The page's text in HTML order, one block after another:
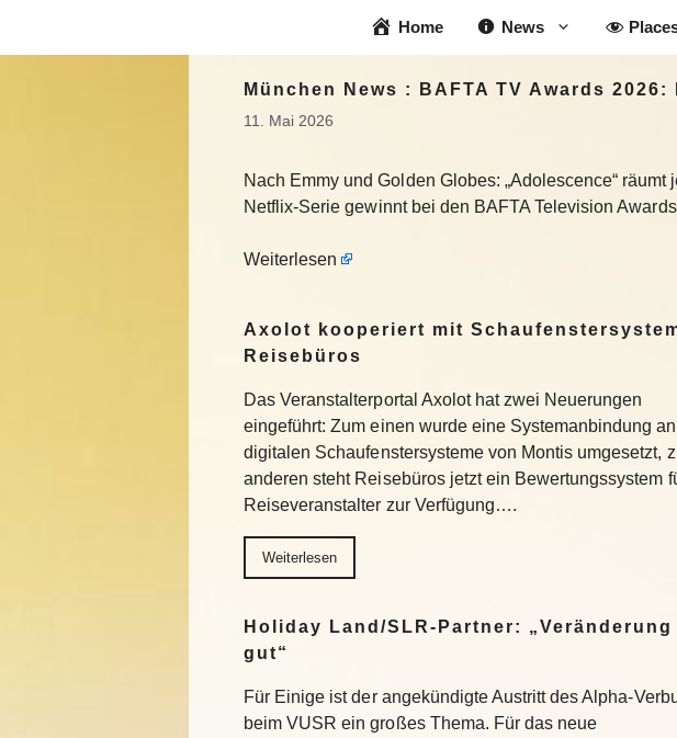
Home News
München News : BAFTA TV Awards
11. Mai 2026
Nach Emmy und Golden Globes: „Adolescence“
Netflix-Serie gewinnt bei den BAFTA Television
Weiterlesen
Axolot kooperiert mit
Reisebüros
Das Veranstalterportal Axolot hat zwei Neuerungen
eingeführt: Zum einen wurde eine Systemanbindung
digitalen Schaufenstersysteme von Montis umgesetzt,
anderen steht Reisebüros jetzt ein Bewertungssystem
Reiseveranstalter zur Verfügung….
Weiterlesen
Holiday Land/SLR-Partner:
gut“
Für Einige ist der angekündigte Austritt des Alpha-
beim VUSR ein großes Thema. Für das neue